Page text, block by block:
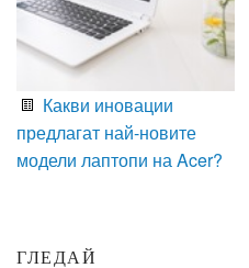
Какви иновации
предлагат най-новите
модели лаптопи на Acer?
ГЛЕДАЙ